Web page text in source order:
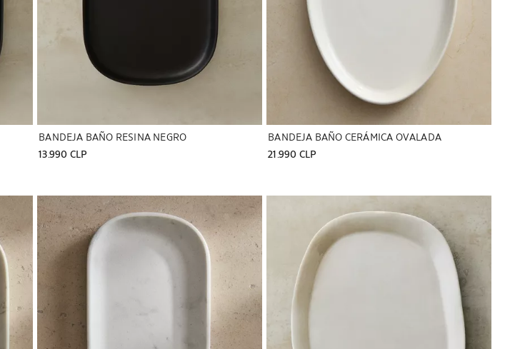
BANDEJA BAÑO RESINA NEGRO
13.990 CLP
BANDEJA BAÑO CERÁMICA OVALADA
21.990 CLP
Imagen cambiada a 1 de 6 Imagen cambiada a 1 de 6